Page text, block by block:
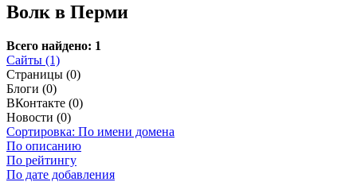
Волк в Перми
Всего найдено: 1
Сайты (1)
Страницы (0)
Блоги (0)
ВКонтакте (0)
Новости (0)
Сортировка: По имени домена
По описанию
По рейтингу
По дате добавления